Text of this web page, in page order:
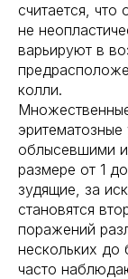
считается, что
не
варьируют в
колли.
облысевшими
размере от 1
зудящие, за
становятся
поражений
нескольких
часто